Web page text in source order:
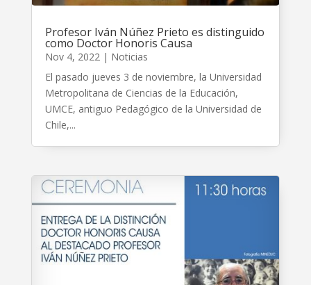
Profesor Iván Núñez Prieto es distinguido
como Doctor Honoris Causa
Nov 4, 2022| Noticias
El pasado jueves 3 de noviembre, la Universidad
Metropolitana de Ciencias de la Educación,
UMCE, antiguo Pedagógico de la Universidad de
Chile,...